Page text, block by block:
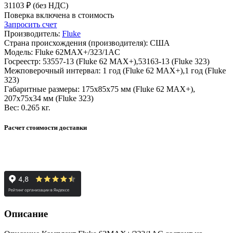
31103 ₽ (без НДС)
Поверка включена в стоимость
Запросить счет
Производитель: Fluke
Страна происхождения (производителя): США
Модель: Fluke 62MAX+/323/1AC
Госреестр: 53557-13 (Fluke 62 MAX+),53163-13 (Fluke 323)
Межповерочный интервал: 1 год (Fluke 62 MAX+),1 год (Fluke
323)
Габаритные размеры: 175x85x75 мм (Fluke 62 MAX+),
207х75х34 мм (Fluke 323)
Вес: 0.265 кг.
Расчет стоимости доставки
Описание